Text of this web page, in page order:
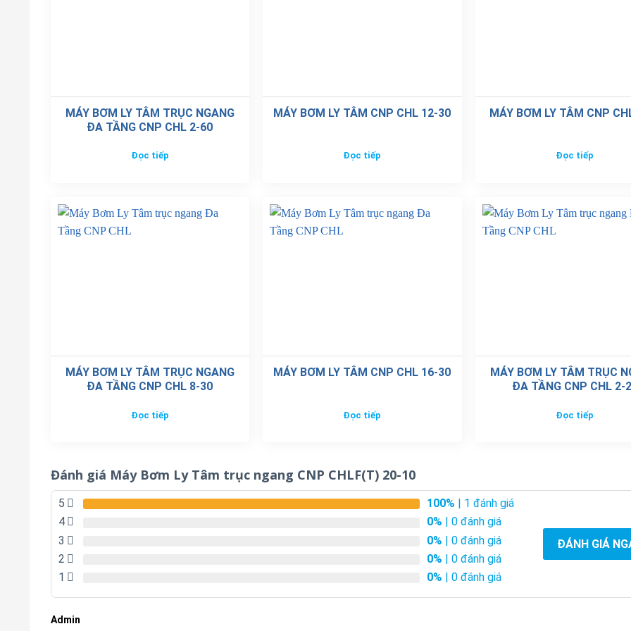
MÁY BƠM LY TÂM TRỤC NGANG
ĐA TẦNG CNP CHL 2-60
Đọc tiếp
MÁY BƠM LY TÂM CNP CHL 12-30
Đọc tiếp
MÁY BƠM LY TÂM CNP
Đọc tiếp
MÁY BƠM LY TÂM TRỤC NGANG
ĐA TẦNG CNP CHL 8-30
Đọc tiếp
MÁY BƠM LY TÂM CNP CHL 16-30
Đọc tiếp
MÁY BƠM LY TÂM TRỤC
ĐA TẦNG CNP CHL 2-
Đọc tiếp
Đánh giá Máy Bơm Ly Tâm trục ngang CNP CHLF(T) 20-10
5 100% | 1 đánh giá
4
0% | 0 đánh giá
3
0% | 0 đánh giá
2
0% | 0 đánh giá
1
0% | 0 đánh giá
ĐÁNH GIÁ
Admin